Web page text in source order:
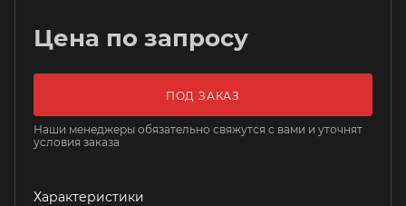
Цена по запросу
ПОД ЗАКАЗ
Наши менеджеры обязательно свяжутся с вами и уточнят
условия заказа
Характеристики